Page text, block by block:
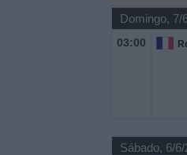
Domingo, 7/
03:00
Sábado, 6/